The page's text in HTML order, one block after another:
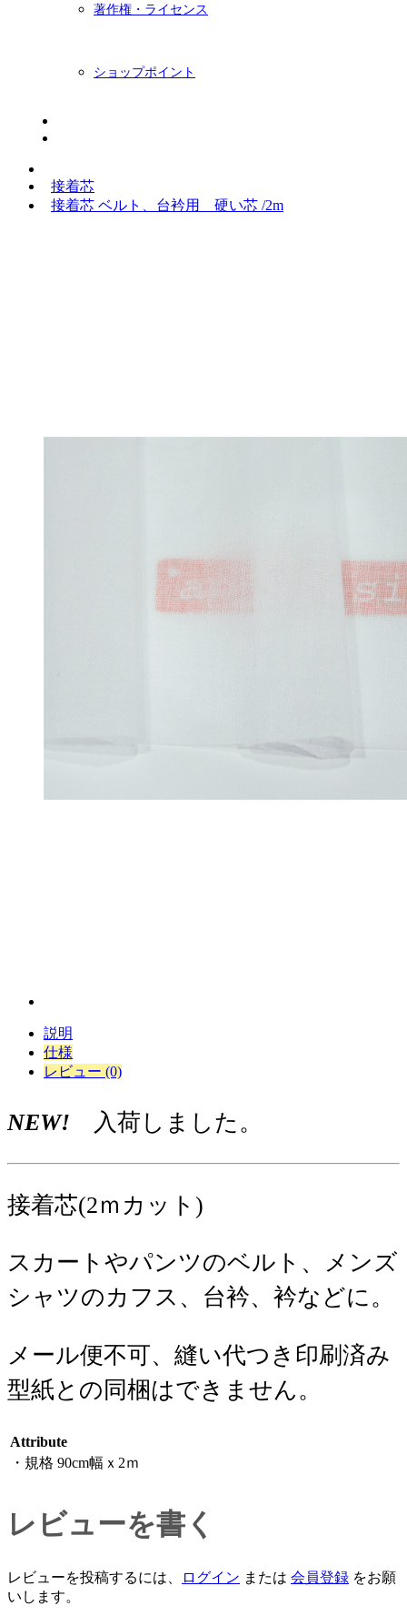
著作権・ライセンス
ショップポイント
接着芯
接着芯 ベルト、台衿用 硬い芯 /2m
説明
仕様
レビュー (0)
NEW! 入荷しました。
接着芯(2ｍカット)
スカートやパンツのベルト、メンズ
シャツのカフス、台衿、衿などに。
メール便不可、縫い代つき印刷済み
型紙との同梱はできません。
Attribute
・規格 90cm幅ｘ2ｍ
レビューを書く
レビューを投稿するには、 ログイン または 会員登録 をお願
いします。